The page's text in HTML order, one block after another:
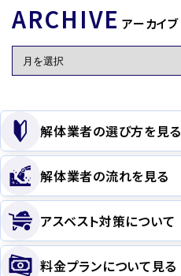
ARCHIVE アーカイブ
解体業者の選び方を見る
解体業者の流れを見る
アスベスト対策について
料金プランについて見る